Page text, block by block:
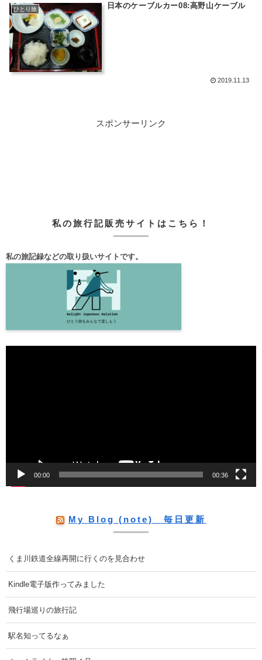
ひとり旅 日本のケーブルカー08:高野山ケーブル
2019.11.13
スポンサーリンク
私の旅行記販売サイトはこちら！
私の旅記録などの取り扱いサイトです。
00:00 00:36
My Blog (note) 毎日更新
くま川鉄道全線再開に行くのを見合わせ
Kindle電子版作ってみました
飛行場巡りの旅行記
駅名知ってるなぁ